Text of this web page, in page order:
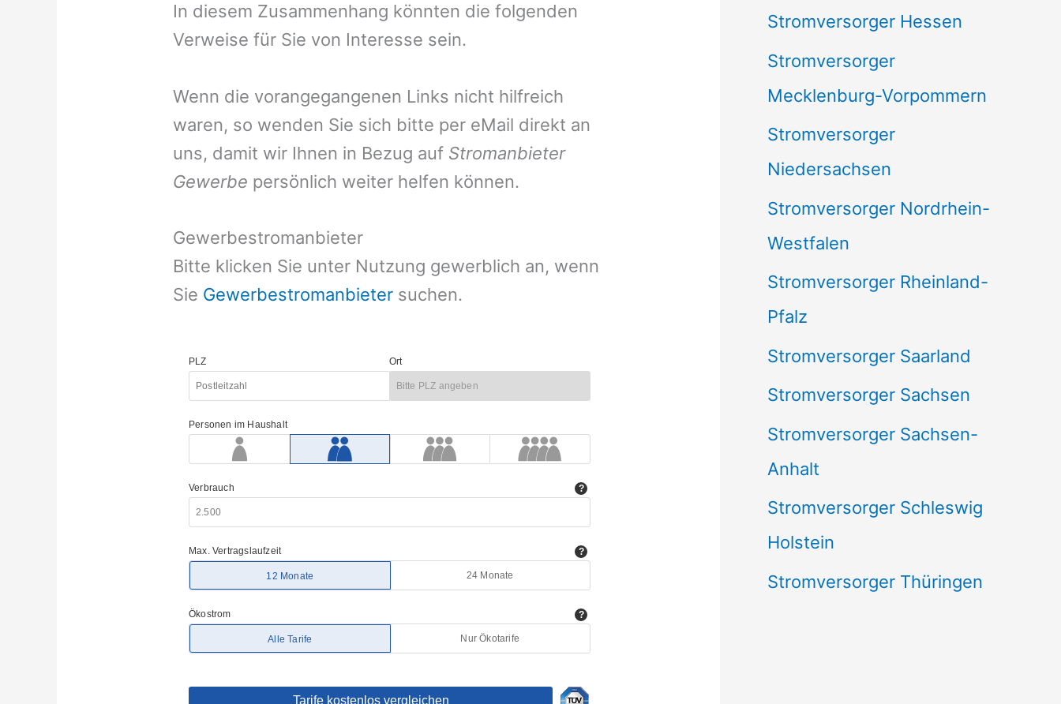
In diesem Zusammenhang könnten die folgenden
Verweise für Sie von Interesse sein.
Wenn die vorangegangenen Links nicht hilfreich
waren, so wenden Sie sich bitte per eMail direkt an
uns, damit wir Ihnen in Bezug auf Stromanbieter
Gewerbe persönlich weiter helfen können.
Gewerbestromanbieter
Bitte klicken Sie unter Nutzung gewerblich an, wenn
Sie Gewerbestromanbietersuchen.
Stromversorger Hessen
Stromversorger
Mecklenburg-Vorpommern
Stromversorger
Niedersachsen
Stromversorger Nordrhein-
Westfalen
Stromversorger Rheinland-
Pfalz
Stromversorger Saarland
Stromversorger Sachsen
Stromversorger Sachsen-
Anhalt
Stromversorger Schleswig
Holstein
Stromversorger Thüringen